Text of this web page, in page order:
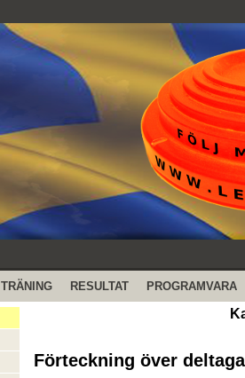
TRÄNING RESULTAT PROGRAMVARA
Förteckning över